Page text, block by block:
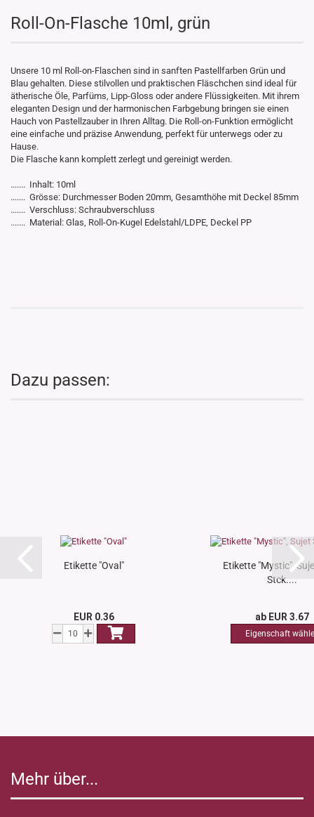
Roll-On-Flasche 10ml, grün
Unsere 10 ml Roll-on-Flaschen sind in sanften Pastellfarben Grün und
Blau gehalten. Diese stilvollen und praktischen Fläschchen sind ideal für
ätherische Öle, Parfüms, Lipp-Gloss oder andere Flüssigkeiten. Mit ihrem
eleganten Design und der harmonischen Farbgebung bringen sie einen
Hauch von Pastellzauber in Ihren Alltag. Die Roll-on-Funktion ermöglicht
eine einfache und präzise Anwendung, perfekt für unterwegs oder zu
Hause.
Die Flasche kann komplett zerlegt und gereinigt werden.
....... Inhalt: 10ml
....... Grösse: Durchmesser Boden 20mm, Gesamthöhe mit Deckel 85mm
....... Verschluss: Schraubverschluss
....... Material: Glas, Roll-On-Kugel Edelstahl/LDPE, Deckel PP
Dazu passen:
Etikette "Oval"
EUR 0.36
Etikette "Mystic",
Stck....
ab EUR 3.67
Mehr über...